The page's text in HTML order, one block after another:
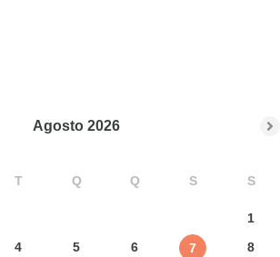
Agosto 2026
T Q Q S S
1
4 5 6 7
8